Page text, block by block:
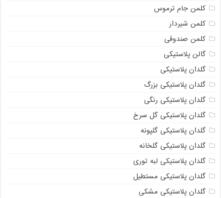
کلمن جام ترموس
کلمن شیردار
کلمن صندوقی
گالن پلاستیکی
گلدان پلاستیکی
گلدان پلاستیکی بزرگ
گلدان پلاستیکی رنگی
گلدان پلاستیکی گل سرخ
گلدان پلاستیکی گلپونه
گلدان پلاستیکی گلخانه
گلدان پلاستیکی لبه توری
گلدان پلاستیکی مستطیل
گلدان پلاستیکی مشکی